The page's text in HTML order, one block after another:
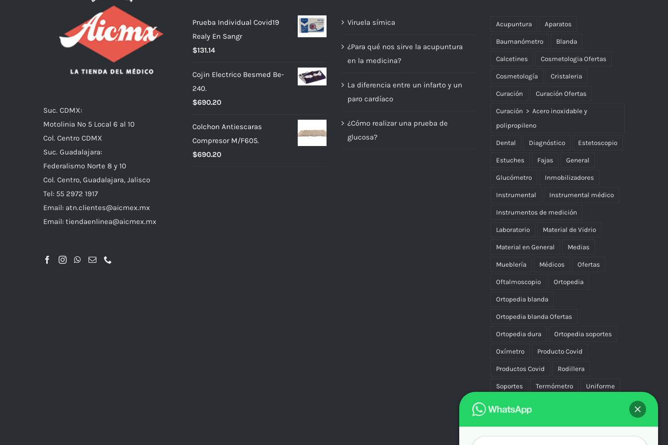
Suc. CDMX:
Motolinia No 5 Local 6 al 10
Col. Centro CDMX
Suc. Guadalajara:
Federalismo Norte 8 y 10
Col. Centro, Guadalajara, Jalisco
Tel: 55 2972 1917
Email: atn.clientes@aicmex.mx
Email: tiendaenlinea@aicmex.mx
Prueba Individual Covid19
Realy En Sangr
$131.14
Cojin Electrico Besmed Be-
240.
$690.20
Colchon Antiescaras
Compresor M/F605.
$690.20
Viruela símica
¿Para qué nos sirve la acupuntura
en la medicina?
La diferencia entre un infarto y un
paro cardíaco
¿Cómo realizar una prueba de
glucosa?
Acupuntura Aparatos
Baumanómetro Blanda
Calcetines Cosmetologia Ofertas
Cosmetología Cristaleria
Curación Curación Ofertas
Curación > Acero inoxidable y
polipropileno
Dental Diagnóstico Estetoscopio
Estuches Fajas General
Glucómetro Inmobilizadores
Instrumental Instrumental médico
Instrumentos de medición
Laboratorio Material de Vidrio
Material en General Medias
Mueblería Médicos Ofertas
Oftalmoscopio Ortopedia
Ortopedia blanda
Ortopedia blanda Ofertas
Ortopedia dura Ortopedia soportes
Oxímetro Producto Covid
Productos Covid Rodillera
Soportes Termómetro Uniforme